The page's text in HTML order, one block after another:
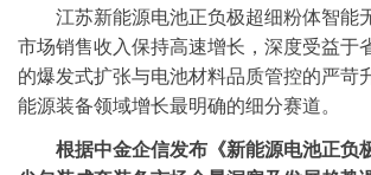
江苏新能源电池正负极超细粉体智能
市场销售收入保持高速增长，深度受益于
的爆发式扩张与电池材料品质管控的严苛
能源装备领域增长最明确的细分赛道。
‌根据中金企信发布 《新能源电池正负